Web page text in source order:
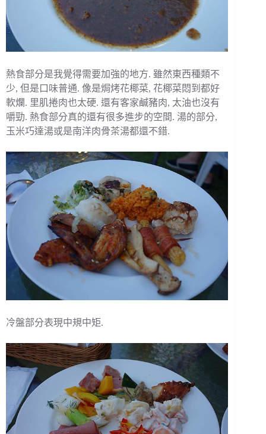
熱食部分是我覺得需要加強的地方. 雖然東西種類不
少, 但是口味普通. 像是焗烤花椰菜, 花椰菜悶到都好
軟爛. 里肌捲肉也太硬. 還有客家鹹豬肉, 太油也沒有
嚼勁. 熱食部分真的還有很多進步的空間. 湯的部分,
玉米巧達湯或是南洋肉骨茶湯都還不錯.
冷盤部分表現中規中矩.